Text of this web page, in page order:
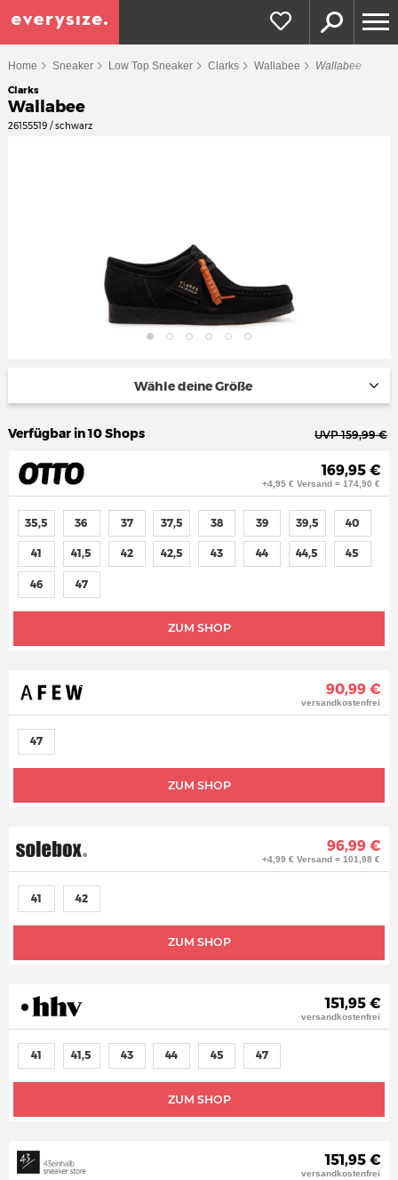
Home Sneaker Low Top Sneaker Clarks Wallabee Wallabee
Clarks
Wallabee
26155519 / schwarz
Wähle deine Größe
Verfügbar in 10 Shops UVP 159,99 €
169,95 €
+4,95 € Versand = 174,90 €
ZUM SHOP
35,5 36 37 37,5 38 39 39,5 40
41 41,5 42 42,5 43 44 44,5 45
46 47
90,99 €
versandkostenfrei
ZUM SHOP
47
96,99 €
+4,99 € Versand = 101,98 €
ZUM SHOP
41 42
151,95 €
versandkostenfrei
ZUM SHOP
41 41,5 43 44 45 47
151,95 €
versandkostenfrei